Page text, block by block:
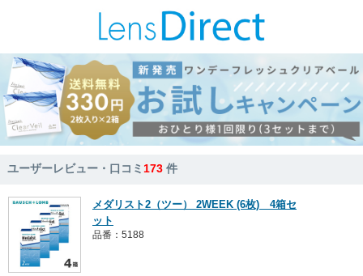
ユーザーレビュー・口コミ173 件
メダリスト2（ツー） 2WEEK (6枚) 4箱セ
ット
品番：5188